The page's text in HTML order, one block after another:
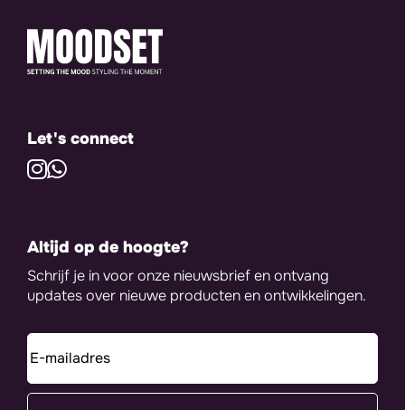
Let's connect
Altijd op de hoogte?
Schrijf je in voor onze nieuwsbrief en ontvang
updates over nieuwe producten en ontwikkelingen.